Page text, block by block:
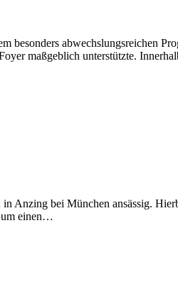
abwechslungsreichen
maßgeblich unterstützte.
Anzing bei München ansässig.
um einen…